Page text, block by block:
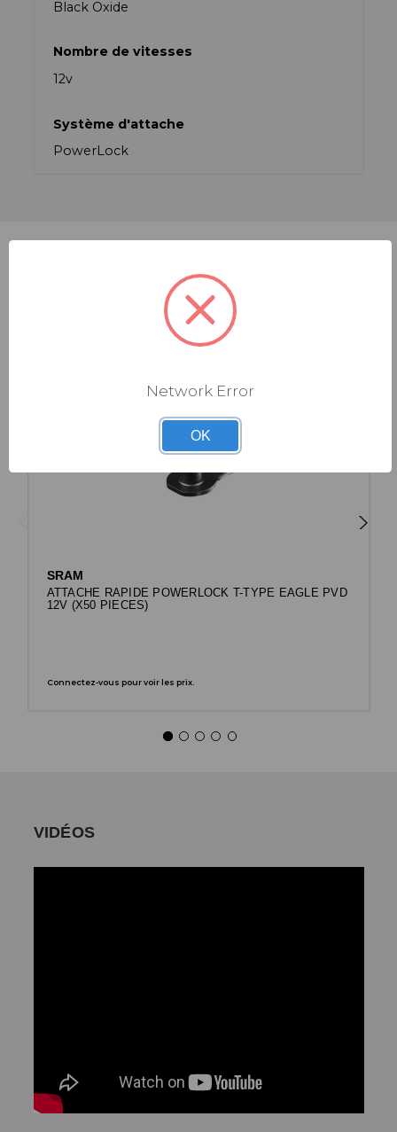
Black Oxide
Nombre de vitesses
12v
Système d'attache
PowerLock
PRODUITS RECOMMANDÉS
SRAM
ATTACHE RAPIDE POWERLOCK T-TYPE EAGLE PVD
12V (X50 PIECES)
Connectez-vous pour voir les prix.
VIDÉOS
Network Error
OK